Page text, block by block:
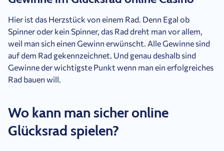
Hier ist das Herzstück von einem Rad. Denn Egal ob
Spinner oder kein Spinner, das Rad dreht man vor allem,
weil man sich einen Gewinn erwünscht. Alle Gewinne sind
auf dem Rad gekennzeichnet. Und genau deshalb sind
Gewinne der wichtigste Punkt wenn man ein erfolgreiches
Rad bauen will.
Wo kann man sicher online
Glücksrad spielen?